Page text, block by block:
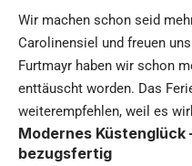
Wir machen schon seid
Carolinensiel und freuen
Furtmayr haben wir schon
enttäuscht worden. Das
weiterempfehlen, weil es
Modernes
bezugsfertig